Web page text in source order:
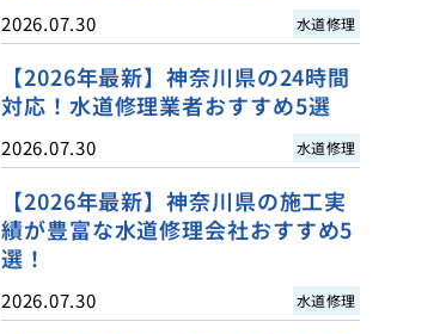
2026.07.30 水道修理
【2026年最新】神奈川県の24時間
対応！水道修理業者おすすめ5選
2026.07.30 水道修理
【2026年最新】神奈川県の施工実
績が豊富な水道修理会社おすすめ5
選！
2026.07.30 水道修理